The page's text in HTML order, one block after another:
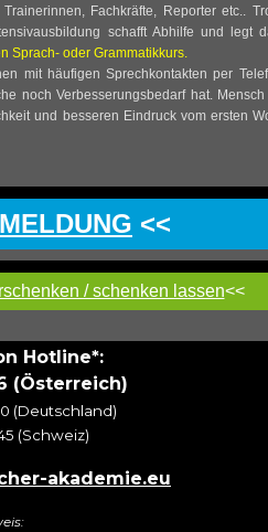
Fachkräfte, Reporter etc..
schafft Abhilfe und legt
Sprach- oder Grammatikkurs.
mit häufigen Sprechkontakten per
noch Verbesserungsbedarf hat.
und besseren Eindruck vom ersten
<<
/ schenken lassen<<
Hotline*:
(Österreich)
(Deutschland)
(Schweiz)
akademie.eu